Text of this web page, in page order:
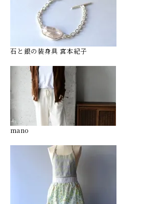
石と銀の装身具 宮本紀子
mano